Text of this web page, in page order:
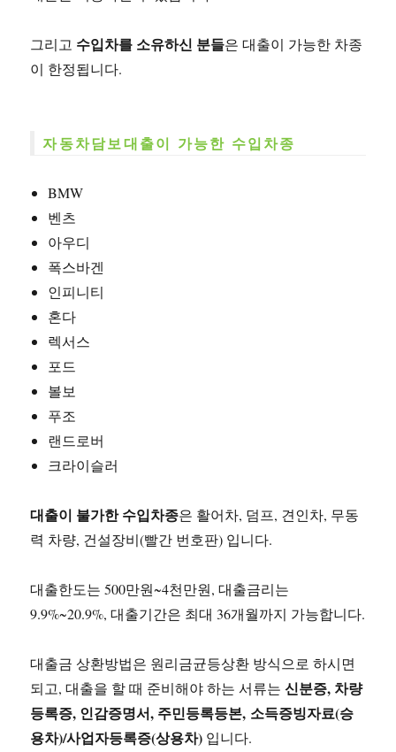
그리고 수입차를 소유하신 분들은 대출이 가능한 차종
이 한정됩니다.
자동차담보대출이 가능한 수입차종
BMW
벤츠
아우디
폭스바겐
인피니티
혼다
렉서스
포드
볼보
푸조
랜드로버
크라이슬러
대출이 불가한 수입차종은 활어차, 덤프, 견인차, 무동
력 차량, 건설장비(빨간 번호판) 입니다.
대출한도는 500만원~4천만원, 대출금리는
9.9%~20.9%, 대출기간은 최대 36개월까지 가능합니다.
대출금 상환방법은 원리금균등상환 방식으로 하시면
되고, 대출을 할 때 준비해야 하는 서류는신분증, 차량
등록증, 인감증명서, 주민등록등본, 소득증빙자료(승
용차)/사업자등록증(상용차) 입니다.